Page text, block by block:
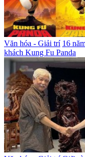
Văn hóa - Giải trí 16
khách Kung Fu Panda